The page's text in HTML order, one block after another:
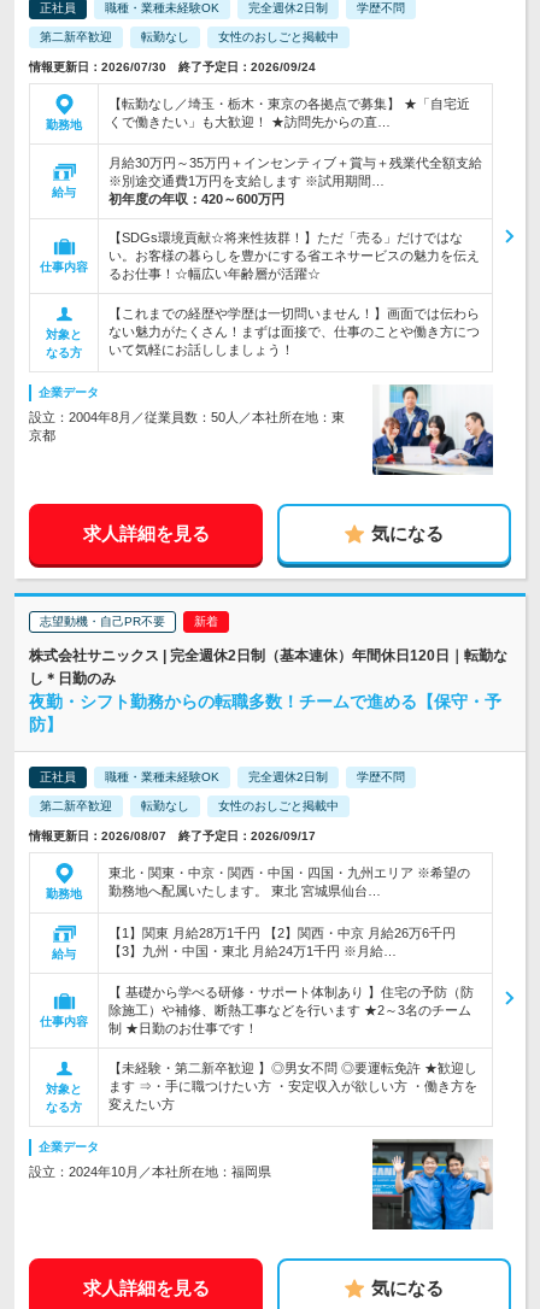
正社員 職種・業種未経験OK 完全週休2日制 学歴不問
第二新卒歓迎 転勤なし 女性のおしごと掲載中
情報更新日：2026/07/30 終了予定日：2026/09/24
勤務地
【転勤なし／埼玉・栃木・東京の各拠点で募集】 ★「自宅近
くで働きたい」も大歓迎！ ★訪問先からの直…
給与
月給30万円～35万円＋インセンティブ＋賞与＋残業代全額支給
※別途交通費1万円を支給します ※試用期間…
初年度の年収： 420～600万円
仕事内容
【SDGs環境貢献☆将来性抜群！】ただ「売る」だけではな
い。お客様の暮らしを豊かにする省エネサービスの魅力を伝え
るお仕事！☆幅広い年齢層が活躍☆
対象と
なる方
【これまでの経歴や学歴は一切問いません！】画面では伝わら
ない魅力がたくさん！まずは面接で、仕事のことや働き方につ
いて気軽にお話ししましょう！
企業データ
設立：2004年8月／従業員数：50人／本社所在地：東
京都
求人詳細を見る 気になる
志望動機・自己PR不要
株式会社サニックス | 完全週休2日制（基本連休）年間休日120日｜転勤な
し＊日勤のみ
夜勤・シフト勤務からの転職多数！チームで進める【保守・予
防】
正社員 職種・業種未経験OK 完全週休2日制 学歴不問
第二新卒歓迎 転勤なし 女性のおしごと掲載中
情報更新日：2026/08/07 終了予定日：2026/09/17
勤務地
東北・関東・中京・関西・中国・四国・九州エリア ※希望の
勤務地へ配属いたします。 東北 宮城県仙台…
給与
【1】関東 月給28万1千円 【2】関西・中京 月給26万6千円
【3】九州・中国・東北 月給24万1千円 ※月給…
仕事内容
【 基礎から学べる研修・サポート体制あり 】住宅の予防（防
除施工）や補修、断熱工事などを行います ★2～3名のチーム
制 ★日勤のお仕事です！
対象と
なる方
【未経験・第二新卒歓迎 】◎男女不問 ◎要運転免許 ★歓迎し
ます ⇒・手に職つけたい方 ・安定収入が欲しい方 ・働き方を
変えたい方
企業データ
設立：2024年10月／本社所在地：福岡県
求人詳細を見る 気になる